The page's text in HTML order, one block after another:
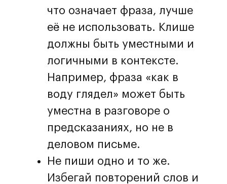
что означает фраза, лучше
её не использовать. Клише
должны быть уместными и
логичными в контексте.
Например, фраза «как в
воду глядел» может быть
уместна в разговоре о
предсказаниях, но не в
деловом письме.
Не пиши одно и то же.
Избегай повторений слов и